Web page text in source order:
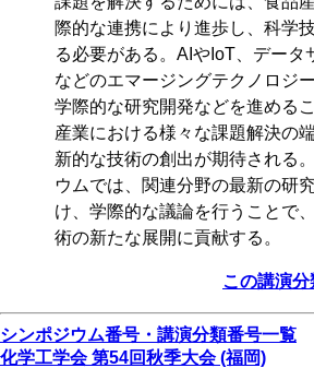
際的な連携により進歩し、科学
る必要がある。AIやIoT、データ
などのエマージングテクノロジ
学際的な研究開発などを進める
産業における様々な課題解決の
新的な技術の創出が期待される
ウムでは、関連分野の最新の研
け、学際的な議論を行うことで
術の新たな展開に貢献する。
この講演
シンポジウム番号・講演分類番号一覧
化学工学会 第54回秋季大会 (福岡)